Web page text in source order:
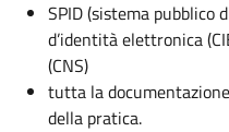
SPID (sistema pubblico
d’identità elettronica
(CNS)
tutta la
della pratica.